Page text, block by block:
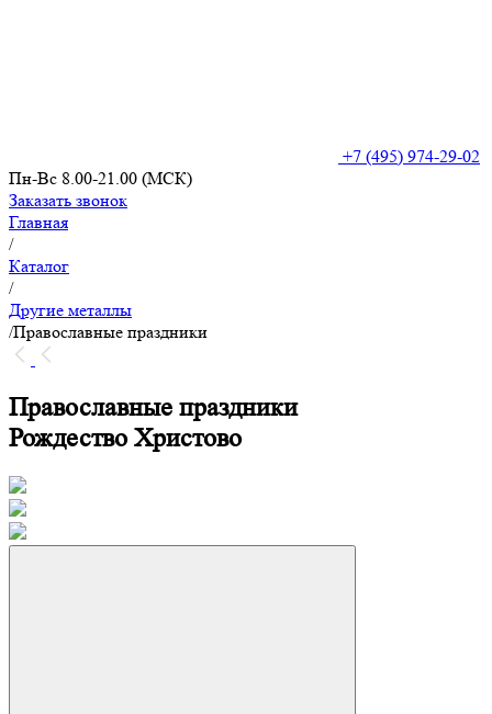
+7 (495) 974-29-02
Пн-Вс 8.00-21.00 (МСК)
Заказать звонок
Главная
/
Каталог
/
Другие металлы
/Православные праздники
Православные праздники
Рождество Христово